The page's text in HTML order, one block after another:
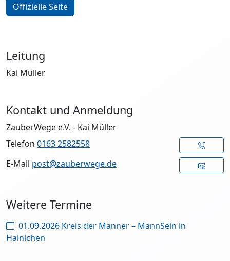
Offizielle Seite
Leitung
Kai Müller
Kontakt und Anmeldung
ZauberWege e.V. - Kai Müller
Telefon 0163 2582558
E-Mail post@zauberwege.de
Weitere Termine
01.09.2026 Kreis der Männer – MannSein in
Hainichen